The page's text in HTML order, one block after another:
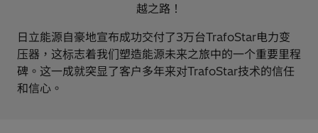
越之路！
日立能源自豪地宣布成功交付了3万台TrafoStar电力变
压器，这标志着我们塑造能源未来之旅中的一个重要里程
碑。这一成就突显了客户多年来对TrafoStar技术的信任
和信心。